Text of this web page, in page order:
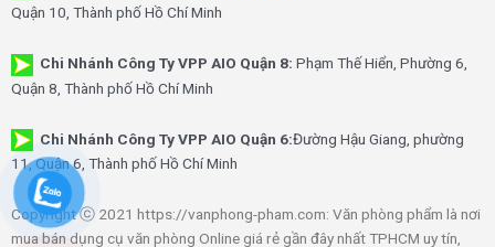
Quận 10, Thành phố Hồ Chí Minh
Chi Nhánh Công Ty VPP AIO Quận 8: Phạm Thế Hiển, Phường 6,
Quận 8, Thành phố Hồ Chí Minh
Chi Nhánh Công Ty VPP AIO Quận 6:Đường Hậu Giang, phường
11, Quận 6, Thành phố Hồ Chí Minh
Copyright ⓒ 2021 https://vanphong-pham.com: Văn phòng phẩm là nơi
mua bán dụng cụ văn phòng Online giá rẻ gần đây nhất TPHCM uy tín,